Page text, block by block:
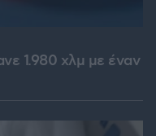
1.980 χλμ με έναν